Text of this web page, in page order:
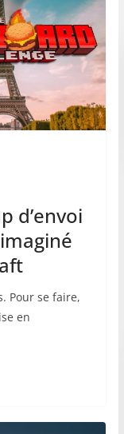
d’envoi
Pour se faire,
en